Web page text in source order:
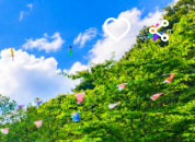
관심숙소
공